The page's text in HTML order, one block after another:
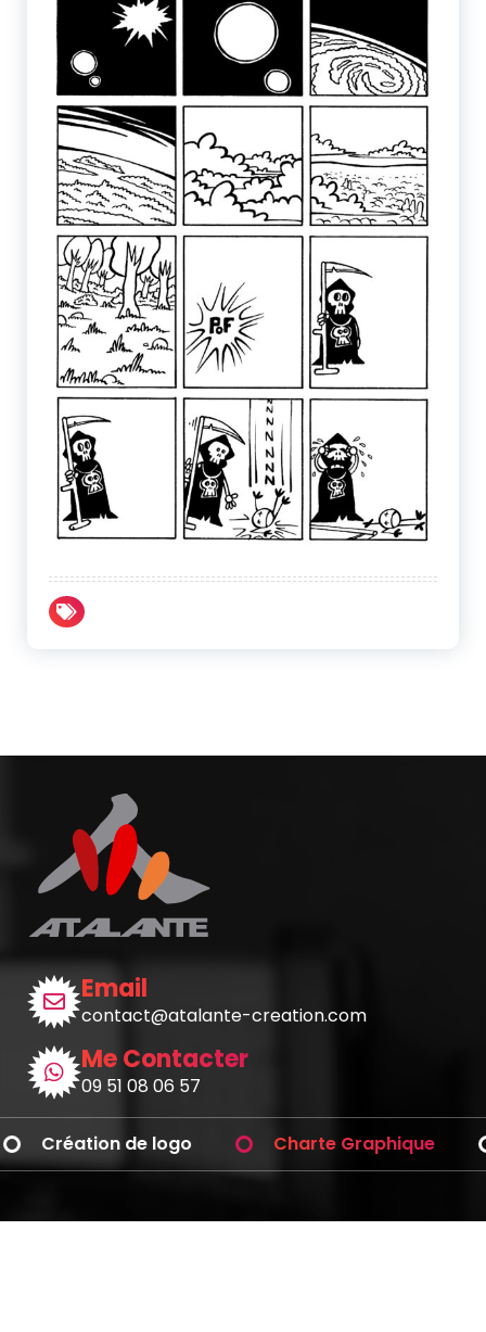
Email
contact@atalante-creation.com
Me Contacter
09 51 08 06 57
Création de logo Charte Graphique